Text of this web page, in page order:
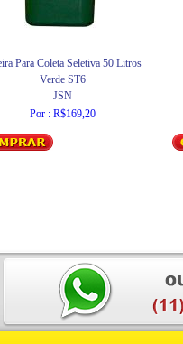
Para Coleta Seletiva 50 Litros
Verde ST6
JSN
Por : R$169,20